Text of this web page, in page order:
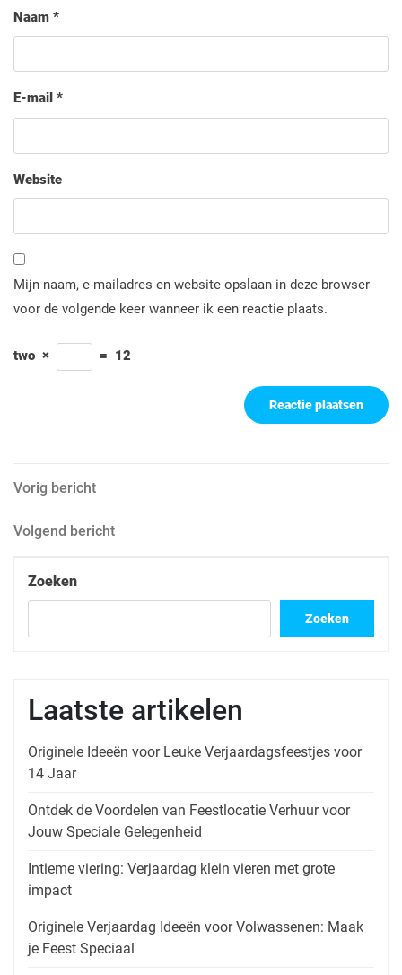
Naam *
E-mail *
Website
Mijn naam, e-mailadres en website opslaan in deze browser
voor de volgende keer wanneer ik een reactie plaats.
two × = 12
Berichtnavigatie
Vorig
Vorig bericht
Volgend
Volgend bericht
Zoeken
Zoeken
Laatste artikelen
Originele Ideeën voor Leuke Verjaardagsfeestjes voor
14 Jaar
Ontdek de Voordelen van Feestlocatie Verhuur voor
Jouw Speciale Gelegenheid
Intieme viering: Verjaardag klein vieren met grote
impact
Originele Verjaardag Ideeën voor Volwassenen: Maak
je Feest Speciaal